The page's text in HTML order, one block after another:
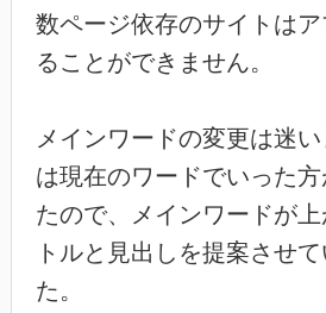
数ページ依存のサイトはア
ることができません。
メインワードの変更は迷
は現在のワードでいった
たので、メインワードが
トルと見出しを提案させ
た。